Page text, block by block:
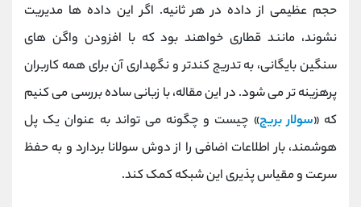
حجم عظیمی از داده در هر ثانیه. اگر این داده‌ ها مدیریت
نشوند، مانند قطاری خواهند بود که با افزودن واگن‌ های
سنگین بایگانی، به ‌تدریج کندتر و نگهداری آن برای همه کاربران
پرهزینه ‌تر می ‌شود. در این مقاله، با زبانی ساده بررسی می‌ کنیم
که «سولار بریج» چیست و چگونه می ‌تواند به‌ عنوان یک پل
هوشمند، بار اطلاعات اضافی را از دوش سولانا بردارد و به حفظ
سرعت و مقیاس ‌پذیری این شبکه کمک کند.
کانال تلگرام @alirezamehrabi_com
@alirezamehrabi_official